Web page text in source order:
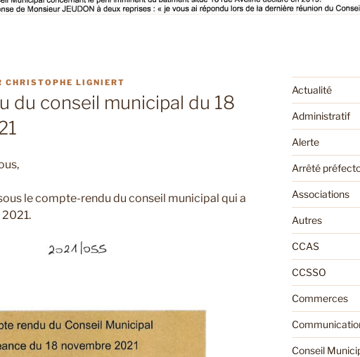
CHRISTOPHE LIGNIERT
du conseil municipal du 18
le compte-rendu du conseil municipal qui a
Actualité
Administratif
Alerte
Arrêté
Associations
Autres
CCAS
CCSSO
Commerces
Conseil